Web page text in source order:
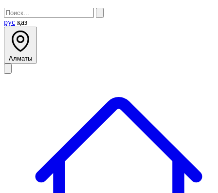
рус қаз
Алматы